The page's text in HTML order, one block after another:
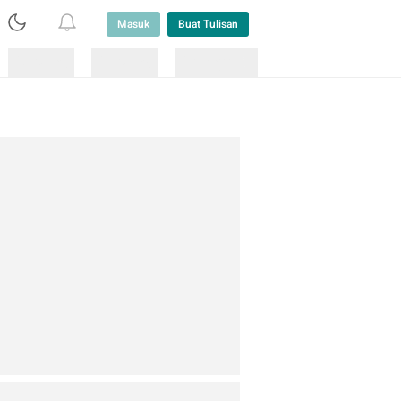
Masuk Buat Tulisan